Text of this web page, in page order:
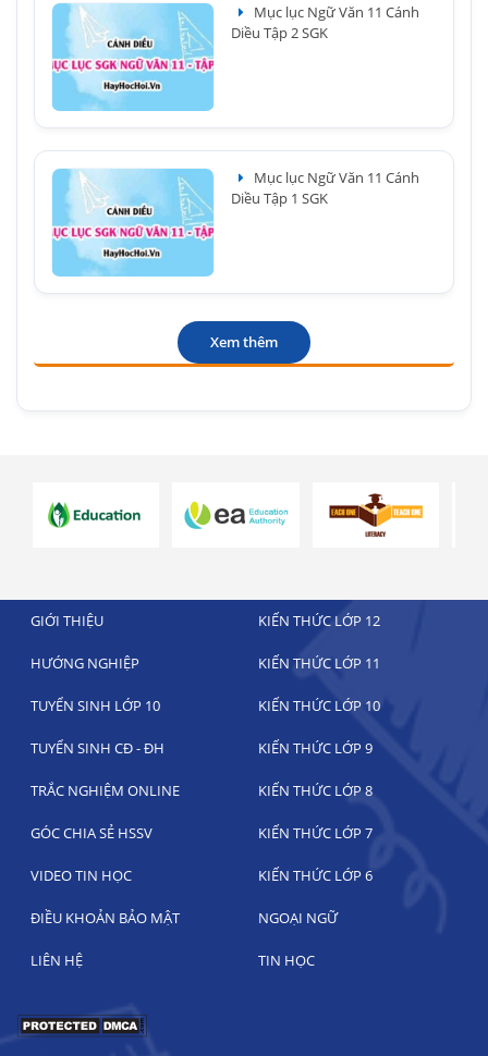
Mục lục Ngữ Văn 11 Cánh
Diều Tập 2 SGK
Mục lục Ngữ Văn 11 Cánh
Diều Tập 1 SGK
Xem thêm
GIỚI THIỆU KIẾN THỨC LỚP 12
HƯỚNG NGHIỆP KIẾN THỨC LỚP 11
TUYỂN SINH LỚP 10 KIẾN THỨC LỚP 10
TUYỂN SINH CĐ - ĐH KIẾN THỨC LỚP 9
TRẮC NGHIỆM ONLINE KIẾN THỨC LỚP 8
GÓC CHIA SẺ HSSV KIẾN THỨC LỚP 7
VIDEO TIN HỌC KIẾN THỨC LỚP 6
ĐIỀU KHOẢN BẢO MẬT NGOẠI NGỮ
LIÊN HỆ TIN HỌC